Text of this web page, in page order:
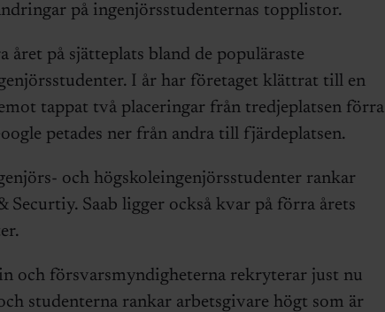
på ingenjörsstudenternas topplistor.
året på sjätteplats bland de populäraste
I år har företaget klättrat till en
tappat två placeringar från tredjeplatsen förra
petades ner från andra till fjärdeplatsen.
och högskoleingenjörsstudenter rankar
Securtiy. Saab ligger också kvar på förra årets
och försvarsmyndigheterna rekryterar just nu
studenterna rankar arbetsgivare högt som är